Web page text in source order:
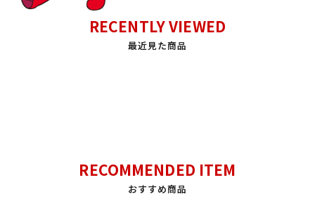
RECENTLY VIEWED
最近見た商品
RECOMMENDED ITEM
おすすめ商品